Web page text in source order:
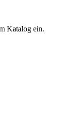
Katalog ein.